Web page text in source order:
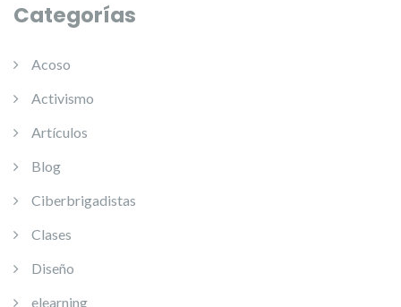
Categorías
Acoso
Activismo
Artículos
Blog
Ciberbrigadistas
Clases
Diseño
elearning